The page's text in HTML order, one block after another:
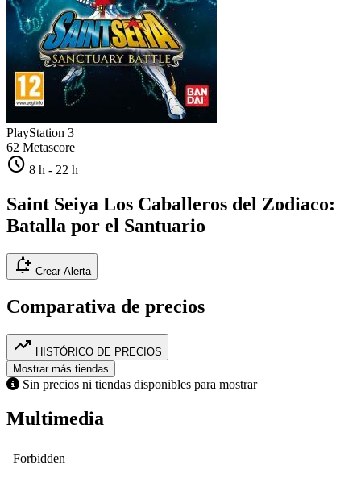
PlayStation 3
62 Metascore
schedule 8 h - 22 h
Saint Seiya Los Caballeros del Zodiaco:
Batalla por el Santuario
notification_add Crear Alerta
Comparativa de precios
trending_up HISTÓRICO DE PRECIOS
Mostrar más tiendas
Sin precios ni tiendas disponibles para mostrar
Multimedia